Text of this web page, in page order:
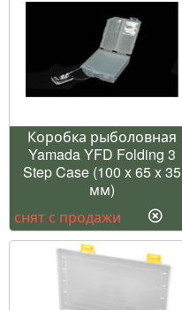
Коробка рыболовная
Yamada YFD Folding 3
Step Case (100 x 65 x 35
мм)
снят с продажи